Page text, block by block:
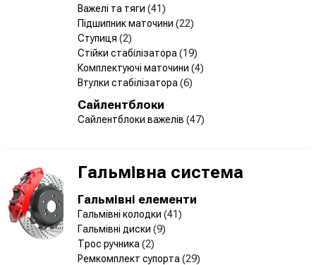
Важелі та тяги (41)
Підшипник маточини (22)
Ступиця (2)
Стійки стабілізатора (19)
Комплектуючі маточини (4)
Втулки стабілізатора (6)
Сайлентблоки
Сайлентблоки важелів (47)
Гальмівна система
Гальмівні елементи
Гальмівні колодки (41)
Гальмівні диски (9)
Трос ручника (2)
Ремкомплект супорта (29)